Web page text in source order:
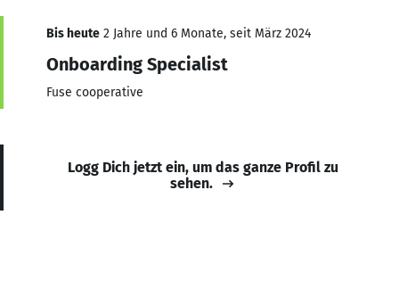
Bis heute 2 Jahre und 6 Monate, seit März 2024
Onboarding Specialist
Fuse cooperative
Logg Dich jetzt ein, um das ganze Profil zu
sehen.